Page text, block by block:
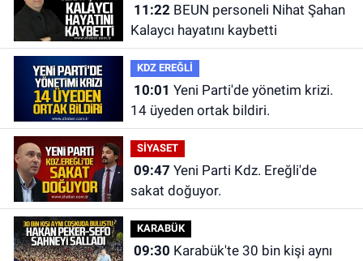
11:22BEUN personeli Nihat Şahan
Kalaycı hayatını kaybetti
KDZ EREĞLİ
10:01
14 üyeden ortak bildiri.
SİYASET
09:47
sakat doğuyor.
KARABÜK
09:30